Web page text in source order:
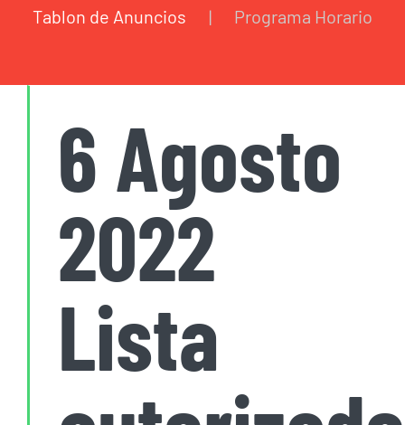
Tablon de Anuncios
Programa Horario
6 Agosto
2022
Lista